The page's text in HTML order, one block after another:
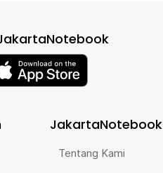
JakartaNotebook
Tentang Kami